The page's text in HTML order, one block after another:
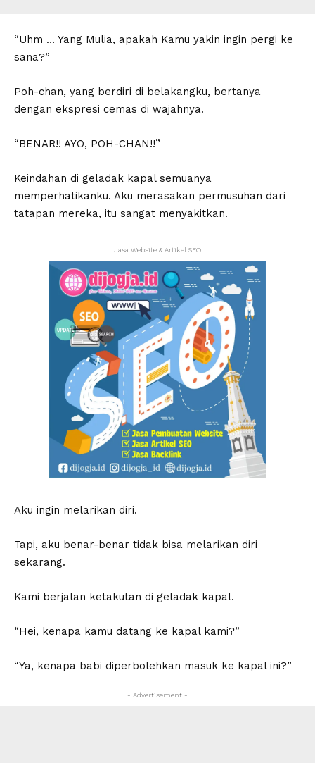
“Uhm … Yang Mulia, apakah Kamu yakin ingin pergi ke
sana?”
Poh-chan, yang berdiri di belakangku, bertanya
dengan ekspresi cemas di wajahnya.
“BENAR!! AYO, POH-CHAN!!”
Keindahan di geladak kapal semuanya
memperhatikanku. Aku merasakan permusuhan dari
tatapan mereka, itu sangat menyakitkan.
Jasa Website & Artikel SEO
Aku ingin melarikan diri.
Tapi, aku benar-benar tidak bisa melarikan diri
sekarang.
Kami berjalan ketakutan di geladak kapal.
“Hei, kenapa kamu datang ke kapal kami?”
“Ya, kenapa babi diperbolehkan masuk ke kapal ini?”
- Advertisement -